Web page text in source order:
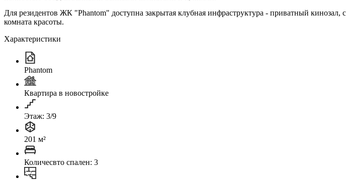
Для резидентов ЖК "Phantom" доступна закрытая клубная инфраструктура - приватный кинозал,
комната красоты.
Характеристики
Phantom
Квартира в новостройке
Этаж: 3/9
201 м²
Количесвто спален: 3